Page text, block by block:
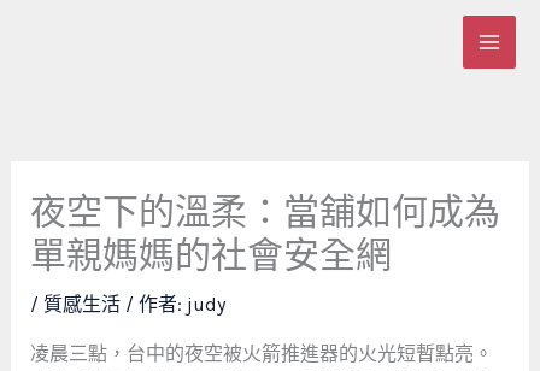
夜空下的溫柔：當舖如何成為
單親媽媽的社會安全網
/ 質感生活/ 作者: judy
凌晨三點，台中的夜空被火箭推進器的火光短暫點亮。